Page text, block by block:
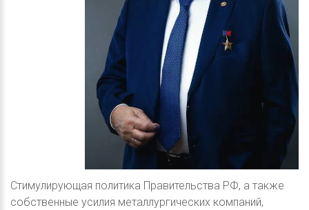
Стимулирующая политика Правительства РФ, а также
собственные усилия металлургических компаний,